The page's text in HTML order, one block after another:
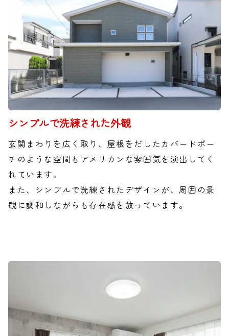
シンプルで洗練された外観
玄関まわりを広く取り、屋根をだしたカバードポー
チのような空間もアメリカンな雰囲気を演出してく
れています。
また、シンプルで洗練されたデザインが、周囲の景
観に調和しながらも存在感を放っています。